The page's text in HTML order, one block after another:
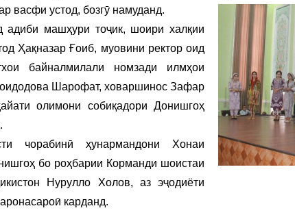
васфи устод, бозгӯ намуданд.
адиби машҳури тоҷик, шоири халқии
Ҳақназар Ғоиб, муовини ректор оид
байналмилали номзади илмҳои
Шарофат, ховаршинос Зафар
олимони собиқадори Донишгоҳ
чорабинӣ ҳунармандони Хонаи
бо роҳбарии Корманди шоистаи
Нурулло Холов, аз эҷодиёти
карданд.